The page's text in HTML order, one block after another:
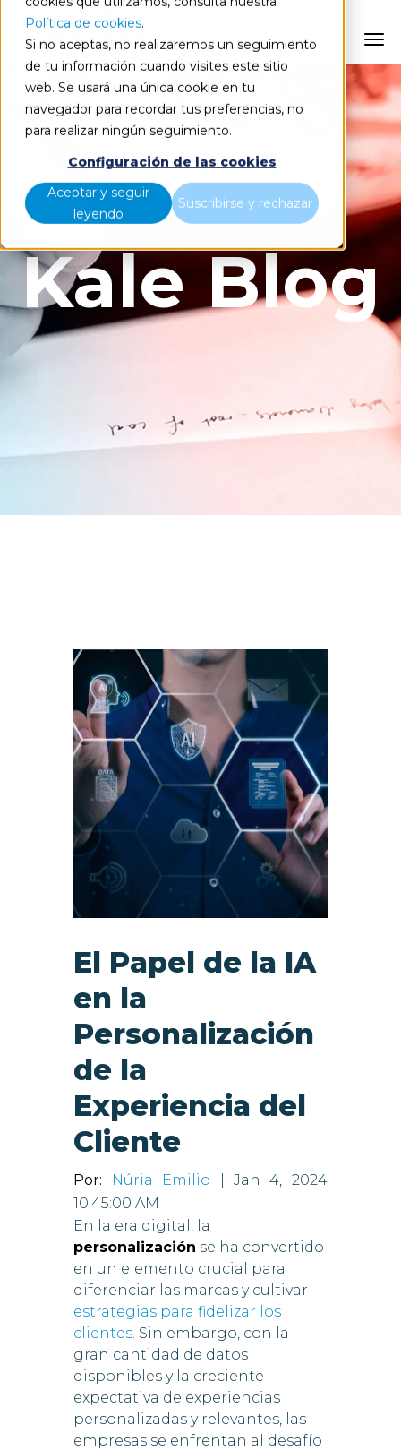
Política de cookies.
Si no aceptas, no realizaremos un seguimiento
de tu información cuando visites este sitio
web. Se usará una única cookie en tu
navegador para recordar tus preferencias, no
para realizar ningún seguimiento.
Configuración de las cookies
Aceptar y seguir
leyendo
Suscribirse y rechazar
EN
Kale Blog
El Papel de la IA
en la
Personalización
de la
Experiencia del
Cliente
Por: Núria Emilio | Jan 4, 2024
10:45:00 AM
En la era digital, la
personalización se ha convertido
en un elemento crucial para
diferenciar las marcas y cultivar
estrategias para fidelizar los
clientes. Sin embargo, con la
gran cantidad de datos
disponibles y la creciente
expectativa de experiencias
personalizadas y relevantes, las
empresas se enfrentan al desafío